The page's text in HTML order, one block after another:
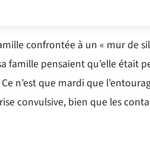
confrontée à un « mur de
famille pensaient qu’elle était
n’est que mardi que
convulsive, bien que les